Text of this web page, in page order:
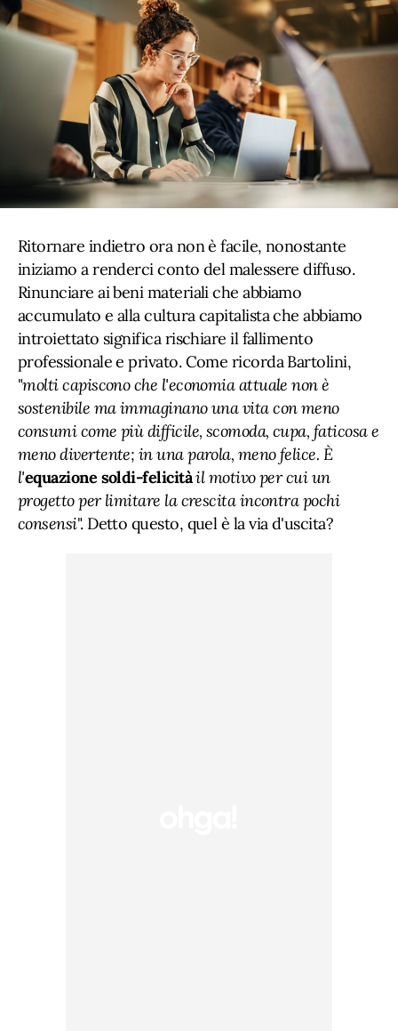
Ritornare indietro ora non è facile, nonostante
iniziamo a renderci conto del malessere diffuso.
Rinunciare ai beni materiali che abbiamo
accumulato e alla cultura capitalista che abbiamo
introiettato significa rischiare il fallimento
professionale e privato. Come ricorda Bartolini,
"molti capiscono che l'economia attuale non è
sostenibile ma immaginano una vita con meno
consumi come più difficile, scomoda, cupa, faticosa e
meno divertente; in una parola, meno felice. È
l'equazione soldi-felicitàil motivo per cui un
progetto per limitare la crescita incontra pochi
consensi". Detto questo, quel è la via d'uscita?